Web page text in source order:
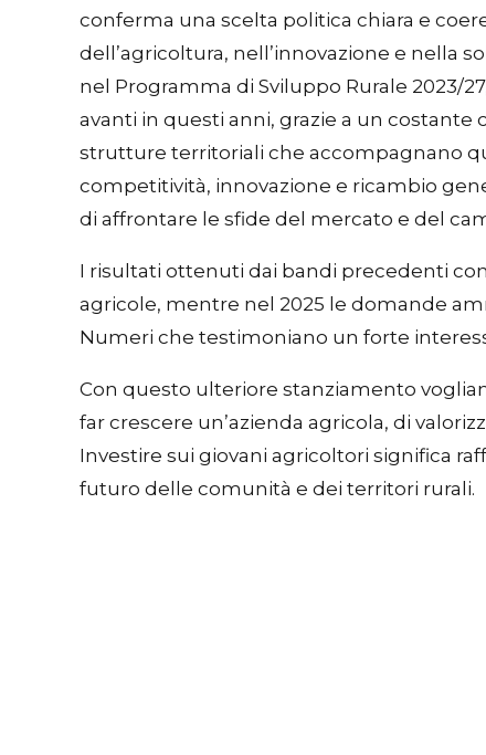
conferma una scelta politica chiara e
dell’agricoltura, nell’innovazione e nella
nel Programma di Sviluppo Rurale 2023/
avanti in questi anni, grazie a un
strutture territoriali che accompagnano
competitività, innovazione e ricambio
di affrontare le sfide del mercato e del
I risultati ottenuti dai bandi precedenti
agricole, mentre nel 2025 le domande
Numeri che testimoniano un forte
Con questo ulteriore stanziamento
far crescere un’azienda agricola, di
Investire sui giovani agricoltori significa
futuro delle comunità e dei territori rurali.